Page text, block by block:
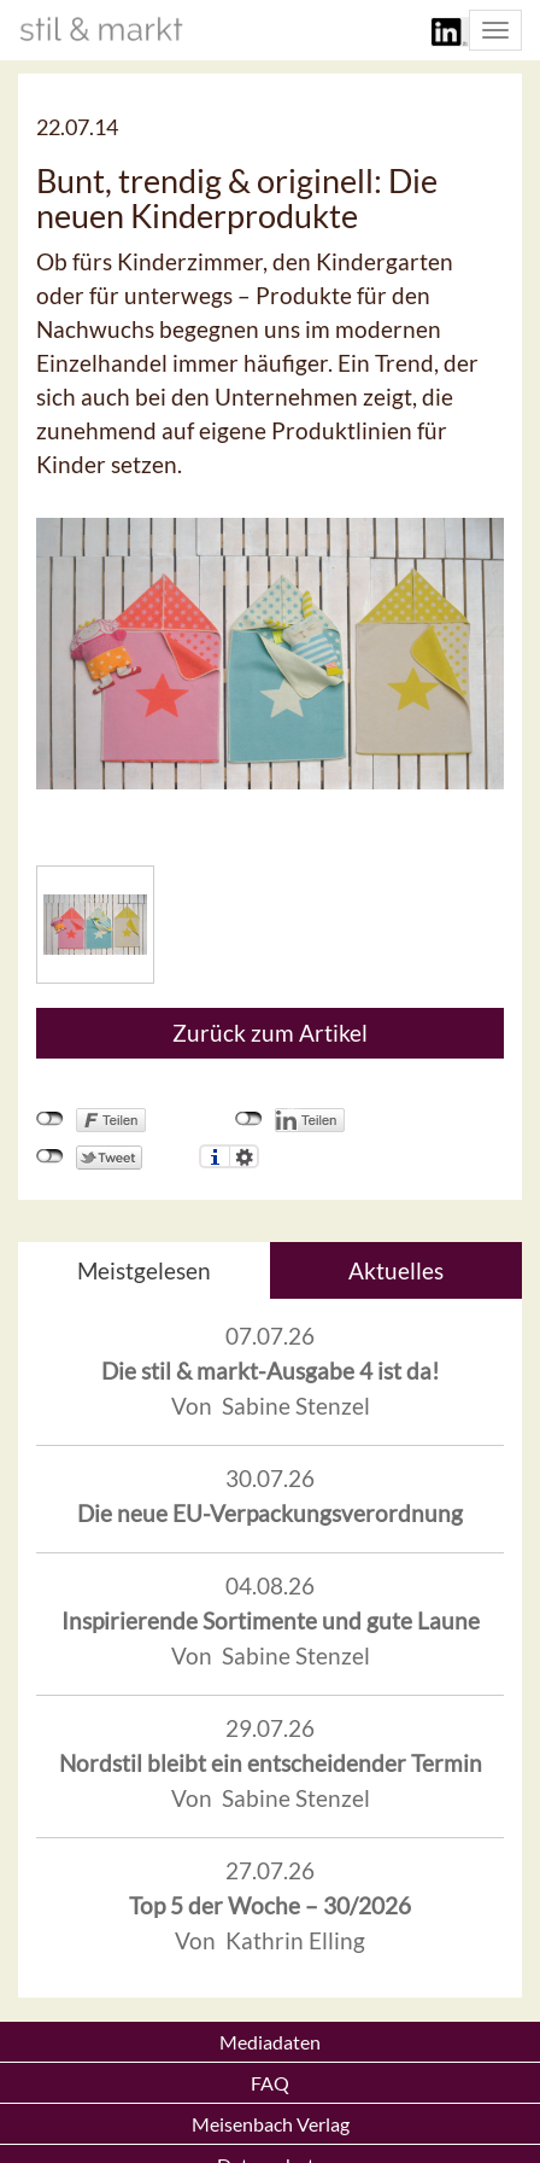
22.07.14
Bunt, trendig & originell: Die
neuen Kinderprodukte
Ob fürs Kinderzimmer, den Kindergarten
oder für unterwegs – Produkte für den
Nachwuchs begegnen uns im modernen
Einzelhandel immer häufiger. Ein Trend, der
sich auch bei den Unternehmen zeigt, die
zunehmend auf eigene Produktlinien für
Kinder setzen.
Zurück zum Artikel
Meistgelesen Aktuelles
07.07.26
Die stil & markt-Ausgabe 4 ist da!
Von Sabine Stenzel
30.07.26
Die neue EU-Verpackungsverordnung
04.08.26
Inspirierende Sortimente und gute Laune
Von Sabine Stenzel
29.07.26
Nordstil bleibt ein entscheidender Termin
Von Sabine Stenzel
27.07.26
Top 5 der Woche – 30/2026
Von Kathrin Elling
Mediadaten
FAQ
Meisenbach Verlag